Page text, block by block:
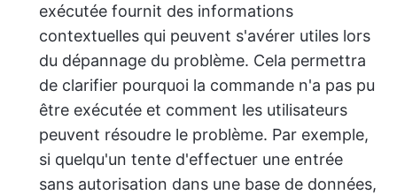
exécutée fournit des informations
contextuelles qui peuvent s'avérer utiles lors
du dépannage du problème. Cela permettra
de clarifier pourquoi la commande n'a pas pu
être exécutée et comment les utilisateurs
peuvent résoudre le problème. Par exemple,
si quelqu'un tente d'effectuer une entrée
sans autorisation dans une base de données,